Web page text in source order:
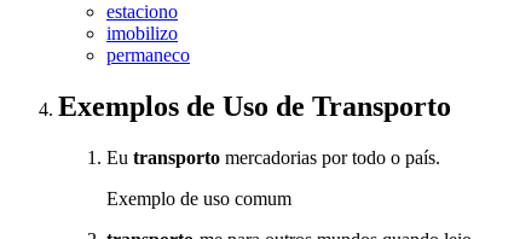
estaciono
imobilizo
permaneco
Exemplos de Uso de Transporto
Eu transporto mercadorias por todo o país.
Exemplo de uso comum